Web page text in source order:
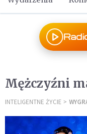
Mężczyźni
INTELIGENTNE ŻYCIE